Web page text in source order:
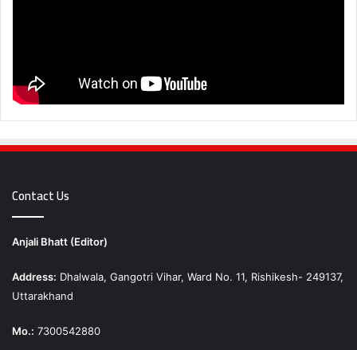
Contact Us
Anjali Bhatt (Editor)
Address: Dhalwala, Gangotri Vihar, Ward No. 11, Rishikesh- 249137,
Uttarakhand
Mo.: 7300542880